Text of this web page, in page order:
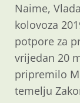
Naime,
kolovoza
potpore za
vrijedan 20
pripremilo
temelju